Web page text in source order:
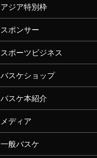
アジア特別枠
スポンサー
スポーツビジネス
バスケショップ
バスケ本紹介
メディア
一般バスケ